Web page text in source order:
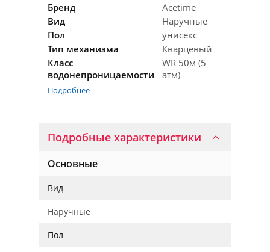
Бренд
Acetime
Вид
Наручные
Пол
унисекс
Тип механизма
Кварцевый
Класс
водонепроницаемости
WR 50м (5
атм)
Подробнее
Подробные характеристики
Основные
Вид
Наручные
Пол